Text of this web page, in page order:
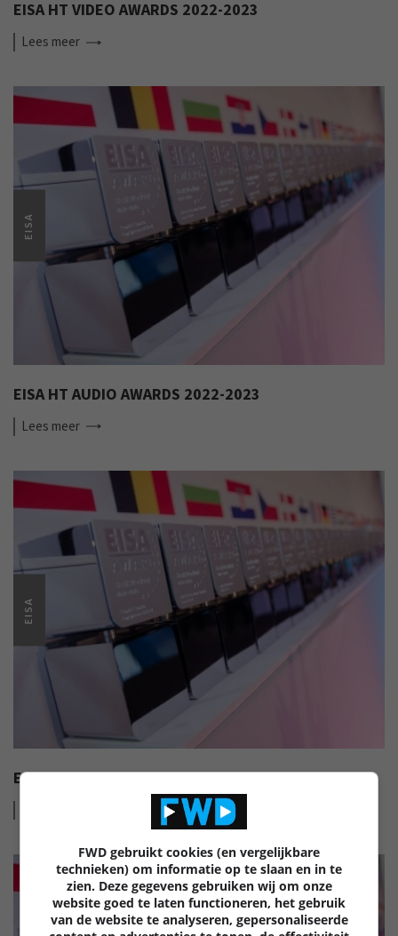
EISA HT VIDEO AWARDS 2022-2023
Lees meer
EISA
EISA HT AUDIO AWARDS 2022-2023
Lees meer
EISA
EISA HI-FI AWARDS 2022-2023
FWD gebruikt cookies (en vergelijkbare
technieken) om informatie op te slaan en in te
zien. Deze gegevens gebruiken wij om onze
website goed te laten functioneren, het gebruik
van de website te analyseren, gepersonaliseerde